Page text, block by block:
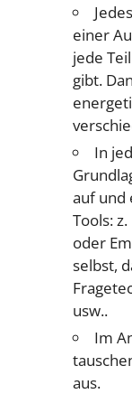
einer
jede
gibt.
In
auf und
Tools:
oder
selbst,
usw..
Im
aus.